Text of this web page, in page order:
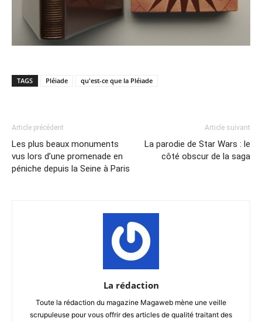
TAGS Pléiade qu'est-ce que la Pléiade
Article précédent
Les plus beaux monuments
vus lors d’une promenade en
péniche depuis la Seine à Paris
Article suivant
La parodie de Star Wars : le
côté obscur de la saga
La rédaction
Toute la rédaction du magazine Magaweb mène une veille
scrupuleuse pour vous offrir des articles de qualité traitant des